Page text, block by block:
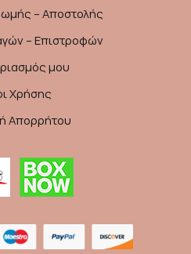
– Αποστολής
– Επιστροφών
μου
Χρήσης
Απορρήτου